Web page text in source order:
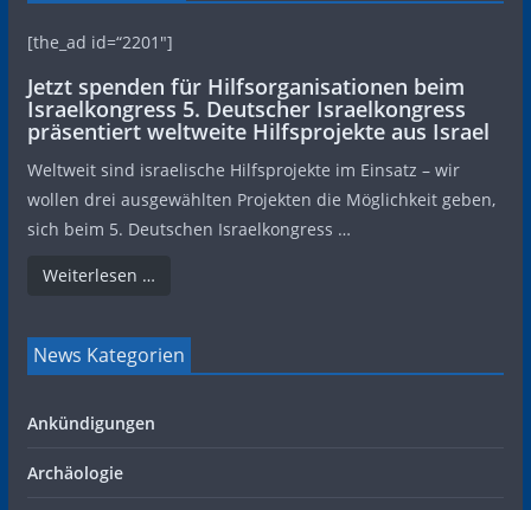
[the_ad id=“2201″]
Jetzt spenden für Hilfsorganisationen beim
Israelkongress 5. Deutscher Israelkongress
präsentiert weltweite Hilfsprojekte aus Israel
Weltweit sind israelische Hilfsprojekte im Einsatz – wir
wollen drei ausgewählten Projekten die Möglichkeit geben,
sich beim 5. Deutschen Israelkongress …
Weiterlesen …
News Kategorien
Ankündigungen
Archäologie